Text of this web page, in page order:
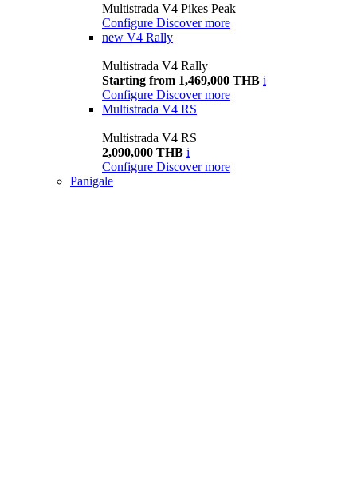
Multistrada V4 Pikes Peak
Configure Discover more
new V4 Rally
Multistrada V4 Rally
Starting from 1,469,000 THB i
Configure Discover more
Multistrada V4 RS
Multistrada V4 RS
2,090,000 THB i
Configure Discover more
Panigale